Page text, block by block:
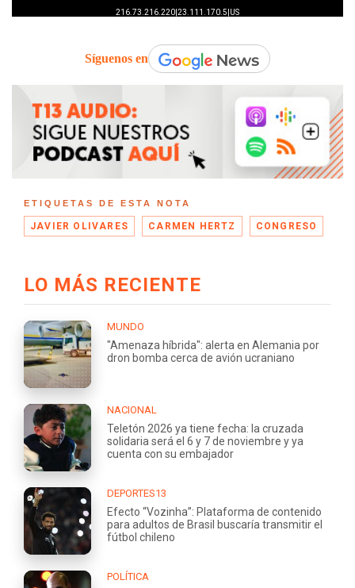
Síguenos en
ETIQUETAS DE ESTA NOTA
JAVIER OLIVARES CARMEN HERTZ CONGRESO
LO MÁS RECIENTE
MUNDO
"Amenaza híbrida": alerta en Alemania por
dron bomba cerca de avión ucraniano
NACIONAL
Teletón 2026 ya tiene fecha: la cruzada
solidaria será el 6 y 7 de noviembre y ya
cuenta con su embajador
DEPORTES13
Efecto “Vozinha”: Plataforma de contenido
para adultos de Brasil buscaría transmitir el
fútbol chileno
POLÍTICA